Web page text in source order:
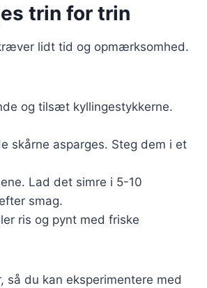
trin for trin
lidt tid og opmærksomhed.
og tilsæt kyllingestykkerne.
skårne asparges. Steg dem i et
Lad det simre i 5-10
smag.
ris og pynt med friske
så du kan eksperimentere med